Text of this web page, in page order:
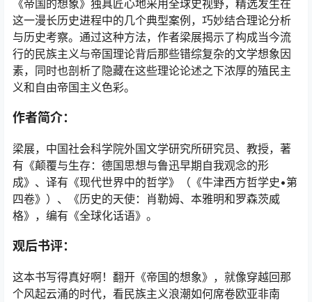
《帝国的想象》独具匠心地采用全球史视野，精选发生在
这一漫长历史进程中的几个典型案例，巧妙结合理论分析
与历史考察。通过这种方法，作者梁展揭示了构成当今流
行的民族主义与帝国理论背后那些错综复杂的文学想象因
素，同时也剖析了隐藏在这些理论论述之下浓厚的殖民主
义和自由帝国主义色彩。
作者简介：
梁展，中国社会科学院外国文学研究所研究员、教授，著
有《颠覆与生存：德国思想与鲁迅早期自我观念的形
成》、译有《现代世界中的哲学》（《牛津西方哲学史•第
四卷》）、《历史的天使：肖勒姆、本雅明和罗森茨威
格》，编有《全球化话语》。
观后书评：
这本书写得真好啊！翻开《帝国的想象》，就像穿越回那
个风起云涌的时代，看民族主义浪潮如何席卷欧亚非南